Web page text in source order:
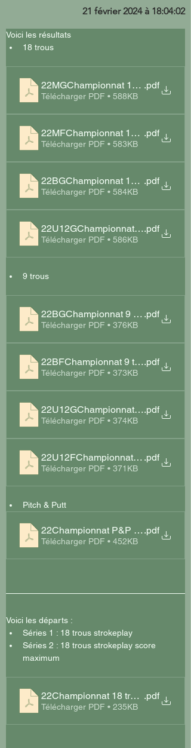
21 février 2024 à 18:04:02
Voici les résultats
18 trous
22MGChampionnat 18 trous 2022
.pdf
Télécharger PDF • 588KB
22MFChampionnat 18 trous 2022
.pdf
Télécharger PDF • 583KB
22BGChampionnat 18 trous 2022
.pdf
Télécharger PDF • 584KB
22U12GChampionnat 18 trous
.pdf
Télécharger PDF • 586KB
9 trous
22BGChampionnat 9 trous 2022
.pdf
Télécharger PDF • 376KB
22BFChampionnat 9 trous 2022
.pdf
Télécharger PDF • 373KB
22U12GChampionnat 9 trous 2022
.pdf
Télécharger PDF • 374KB
22U12FChampionnat 9 trous 2022
.pdf
Télécharger PDF • 371KB
Pitch & Putt
22Championnat P&P 2022.pdf
Télécharger PDF • 452KB
Voici les départs :
Séries 1 : 18 trous strokeplay
Séries 2 : 18 trous strokeplay score
maximum
22Championnat 18 trous 2022
.pdf
Télécharger PDF • 235KB